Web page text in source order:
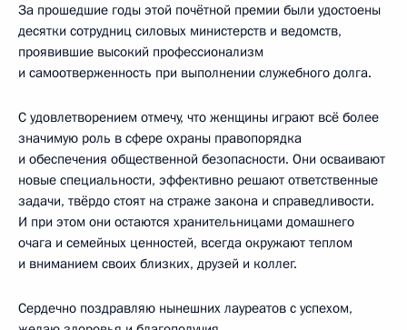
За прошедшие годы этой почётной премии были удостоены
десятки сотрудниц силовых министерств и ведомств,
проявившие высокий профессионализм
и самоотверженность при выполнении служебного долга.
С удовлетворением отмечу, что женщины играют всё более
значимую роль в сфере охраны правопорядка
и обеспечения общественной безопасности. Они осваивают
новые специальности, эффективно решают ответственные
задачи, твёрдо стоят на страже закона и справедливости.
И при этом они остаются хранительницами домашнего
очага и семейных ценностей, всегда окружают теплом
и вниманием своих близких, друзей и коллег.
Сердечно поздравляю нынешних лауреатов с успехом,